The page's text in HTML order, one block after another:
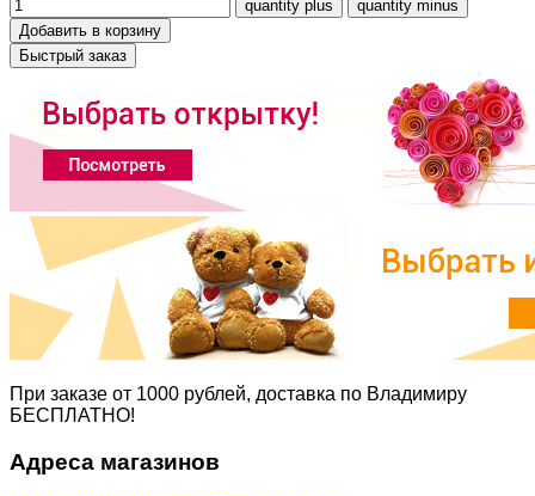
Быстрый заказ
При заказе от 1000 рублей, доставка по Владимиру
БЕСПЛАТНО!
Адреса магазинов